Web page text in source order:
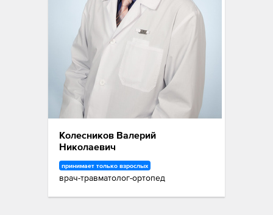
Колесников Валерий
Николаевич
принимает только взрослых
врач-травматолог-ортопед